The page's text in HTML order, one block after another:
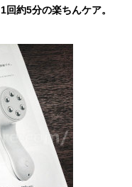
約5分の楽ちんケア。